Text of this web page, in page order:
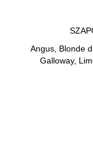
Angus, Blonde
Galloway,